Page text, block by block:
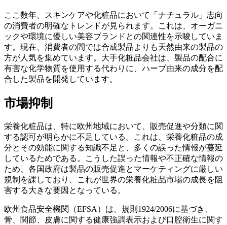
ここ数年、スキンケアや化粧品において「ナチュラル」志向
の消費者の明確なトレンドが見られます。これは、オーガニ
ックや環境に優しい美容ブランドとの関連性を示唆していま
す。現在、消費者の間では合成製品よりも天然由来の製品の
方が人気を集めています。大手化粧品会社は、製品の配合に
有害な化学物質を使用する代わりに、ハーブ由来の成分を配
合した製品を開発しています。
市場抑制
栄養化粧品は、特に欧州地域において、販売促進や分類に関
する認可が明らかに不足している。これは、栄養化粧品の成
分とその効能に関する知識不足と、多くの誤った情報が蔓延
しているためである。こうした誤った情報や不正確な情報の
ため、各国政府は製品の販売促進とマーケティングに厳しい
規制を課しており、これが世界の栄養化粧品市場の成長を阻
害する大きな要因となっている。
欧州食品安全機関（EFSA）は、規則1924/2006に基づき、
骨、関節、皮膚に関する健康強調表示および口腔衛生に関す